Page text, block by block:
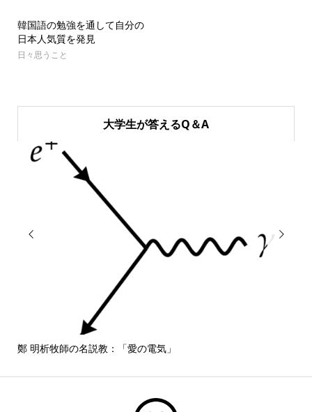
韓国語の勉強を通して自分の
日本人気質を発見
日々思うこと
大学生が答えるQ＆A

鄭 明析牧師の名説教：「愛の電気」
